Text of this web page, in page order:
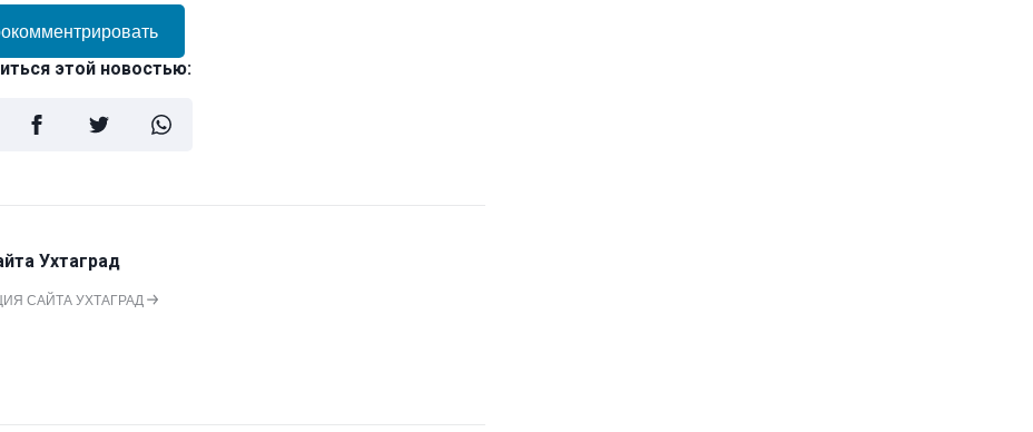
этой новостью:
Ухтаград
САЙТА УХТАГРАД